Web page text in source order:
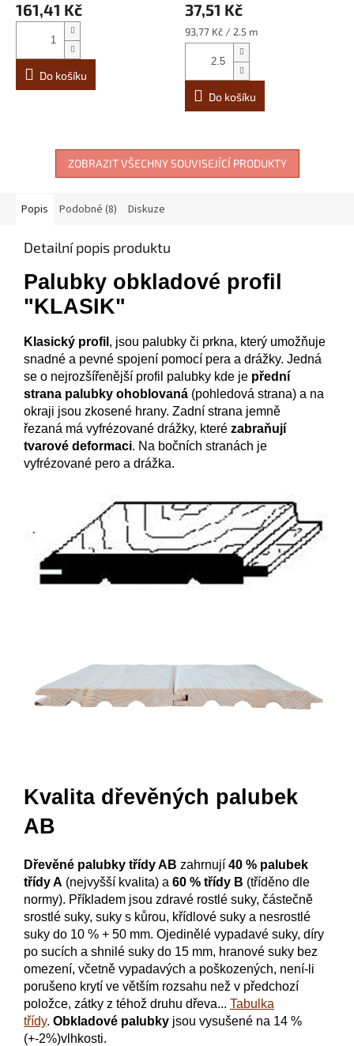
161,41 Kč
Do košíku
37,51 Kč
Měrná
cena:
93,77 Kč / 2.5 m
Do košíku
ZOBRAZIT VŠECHNY SOUVISEJÍCÍ PRODUKTY
Popis Podobné (8) Diskuze
Detailní popis produktu
Palubky obkladové profil
"KLASIK"
Klasický profil , jsou palubky či prkna, který umožňuje
snadné a pevné spojení pomocí pera a drážky. Jedná
se o nejrozšířenější profil palubky kde je přední
strana palubky ohoblovaná (pohledová strana) a na
okraji jsou zkosené hrany. Zadní strana jemně
řezaná má vyfrézované drážky, které zabraňují
tvarové deformaci. Na bočních stranách je
vyfrézované pero a drážka.
Kvalita dřevěných palubek
AB
Dřevěné palubky třídy AB zahrnují 40 % palubek
třídy A (nejvyšší kvalita) a 60 % třídy B (tříděno dle
normy). Příkladem jsou zdravé rostlé suky, částečně
srostlé suky, suky s kůrou, křídlové suky a nesrostlé
suky do 10 % + 50 mm. Ojedinělé vypadavé suky, díry
po sucích a shnilé suky do 15 mm, hranové suky bez
omezení, včetně vypadavých a poškozených, není-li
porušeno krytí ve větším rozsahu než v předchozí
položce, zátky z téhož druhu dřeva... Tabulka
třídy. Obkladové palubky jsou vysušené na 14 %
(+-2%)vlhkosti.